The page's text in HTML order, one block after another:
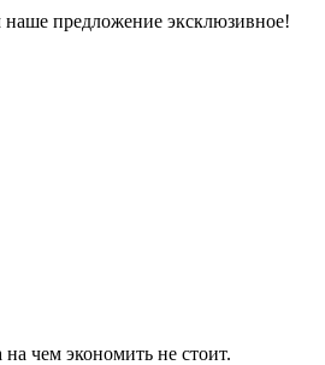
предложение эксклюзивное!
чем экономить не стоит.